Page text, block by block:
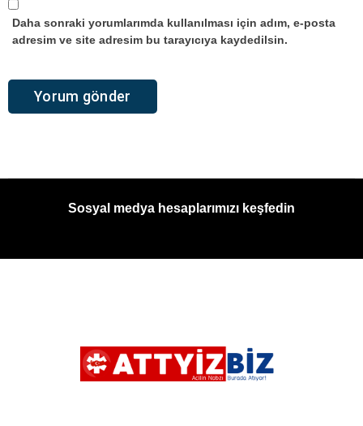
Daha sonraki yorumlarımda kullanılması için adım, e-posta
adresim ve site adresim bu tarayıcıya kaydedilsin.
Sosyal medya hesaplarımızı keşfedin